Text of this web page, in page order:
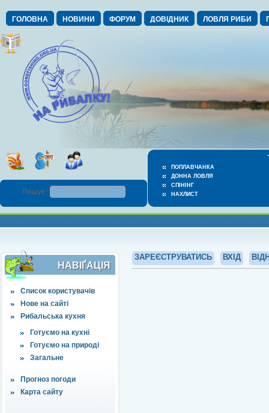
ГОЛОВНА НОВИНИ ФОРУМ ДОВІДНИК ЛОВЛЯ РИБИ
ПОПЛАВЧАНКА
ДОННА ЛОВЛЯ
СПІНІНГ
НАХЛИСТ
Пошук :
НАВІҐАЦІЯ
Список користувачів
Нове на сайті
Рибальська кухня
Готуємо на кухні
Готуємо на природі
Загальне
Прогноз погоди
Карта сайту
ЗАРЕЄСТРУВАТИСЬ ВХІД